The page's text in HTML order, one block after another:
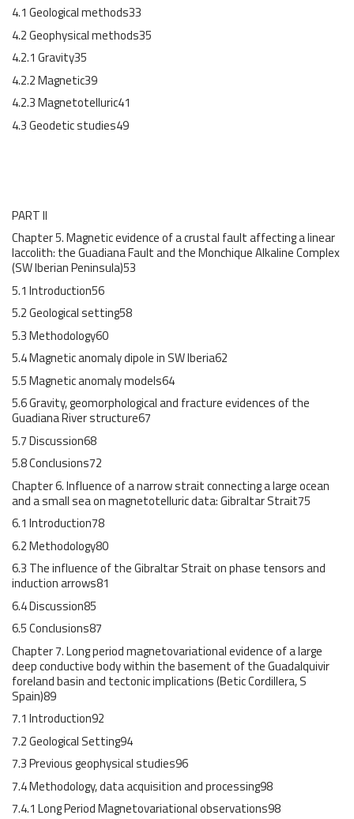
4.1 Geological methods33
4.2 Geophysical methods35
4.2.1 Gravity35
4.2.2 Magnetic39
4.2.3 Magnetotelluric41
4.3 Geodetic studies49
PART II
Chapter 5. Magnetic evidence of a crustal fault affecting a linear
laccolith: the Guadiana Fault and the Monchique Alkaline Complex
(SW Iberian Peninsula)53
5.1 Introduction56
5.2 Geological setting58
5.3 Methodology60
5.4 Magnetic anomaly dipole in SW Iberia62
5.5 Magnetic anomaly models64
5.6 Gravity, geomorphological and fracture evidences of the
Guadiana River structure67
5.7 Discussion68
5.8 Conclusions72
Chapter 6. Influence of a narrow strait connecting a large ocean
and a small sea on magnetotelluric data: Gibraltar Strait75
6.1 Introduction78
6.2 Methodology80
6.3 The influence of the Gibraltar Strait on phase tensors and
induction arrows81
6.4 Discussion85
6.5 Conclusions87
Chapter 7. Long period magnetovariational evidence of a large
deep conductive body within the basement of the Guadalquivir
foreland basin and tectonic implications (Betic Cordillera, S
Spain)89
7.1 Introduction92
7.2 Geological Setting94
7.3 Previous geophysical studies96
7.4 Methodology, data acquisition and processing98
7.4.1 Long Period Magnetovariational observations98